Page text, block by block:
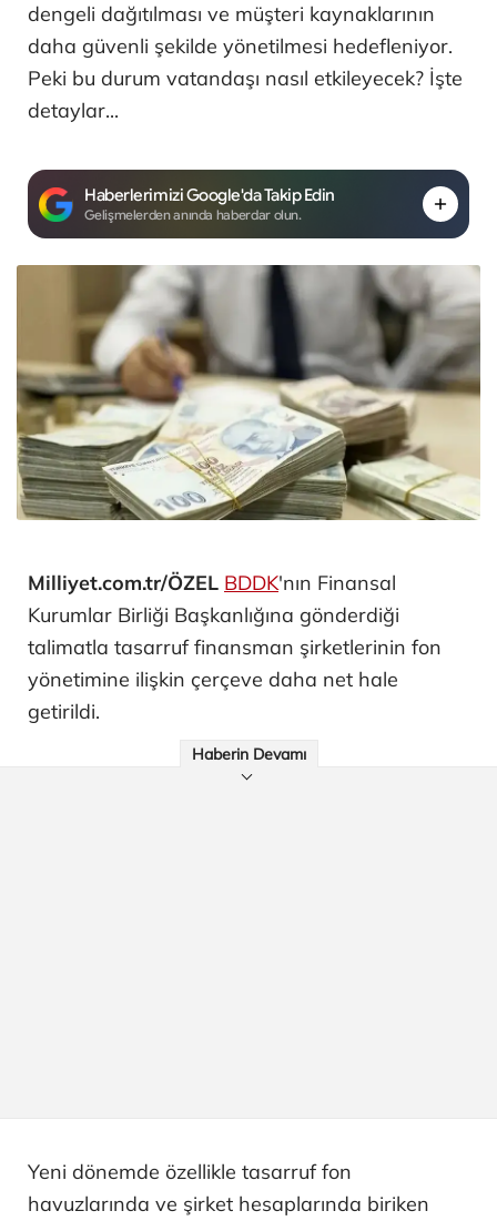
dengeli dağıtılması ve müşteri kaynaklarının
daha güvenli şekilde yönetilmesi hedefleniyor.
Peki bu durum vatandaşı nasıl etkileyecek? İşte
detaylar...
Haberlerimizi Google'da Takip Edin
Gelişmelerden anında haberdar olun.
Milliyet.com.tr/ÖZEL BDDK'nın Finansal
Kurumlar Birliği Başkanlığına gönderdiği
talimatla tasarruf finansman şirketlerinin fon
yönetimine ilişkin çerçeve daha net hale
getirildi.
Haberin Devamı
Yeni dönemde özellikle tasarruf fon
havuzlarında ve şirket hesaplarında biriken